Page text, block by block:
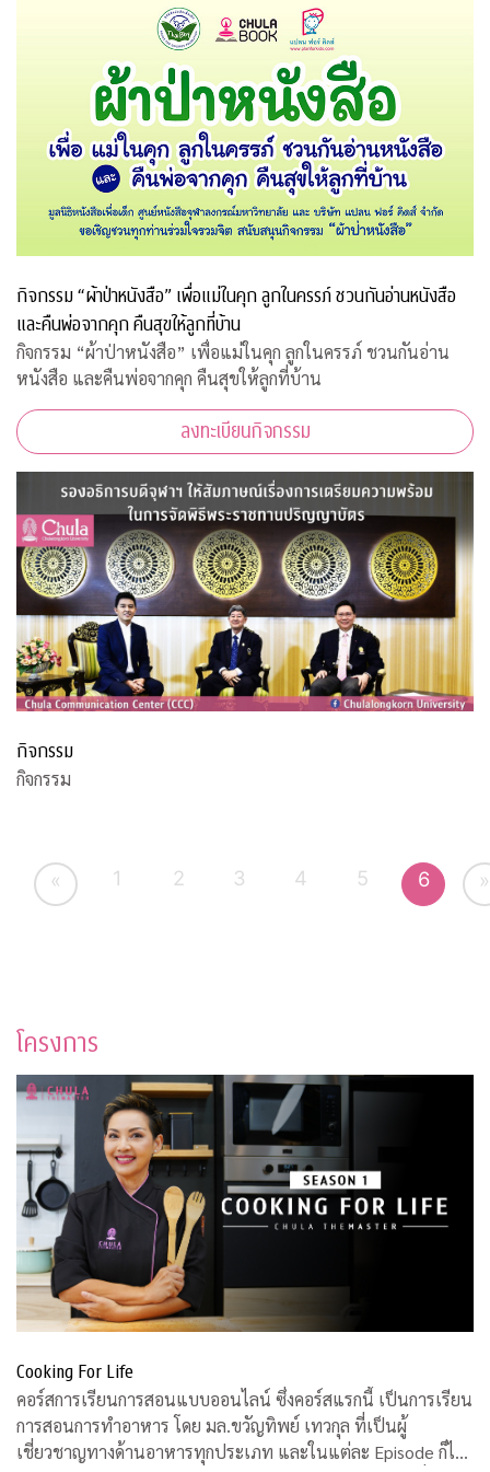
กิจกรรม “ผ้าป่าหนังสือ” เพื่อแม่ในคุก ลูกในครรภ์ ชวนกันอ่านหนังสือ
และคืนพ่อจากคุก คืนสุขให้ลูกที่บ้าน
กิจกรรม “ผ้าป่าหนังสือ” เพื่อแม่ในคุก ลูกในครรภ์ ชวนกันอ่าน
หนังสือ และคืนพ่อจากคุก คืนสุขให้ลูกที่บ้าน
ลงทะเบียนกิจกรรม
กิจกรรม
กิจกรรม
« 1 2 3 4 5 6 »
โครงการ
Cooking For Life
คอร์สการเรียนการสอนแบบออนไลน์ ซึ่งคอร์สแรกนี้ เป็นการเรียน
การสอนการทำอาหาร โดย มล.ขวัญทิพย์ เทวกุล ที่เป็นผู้
เชี่ยวชาญทางด้านอาหารทุกประเภท และในแต่ละ Episode ก็ได้